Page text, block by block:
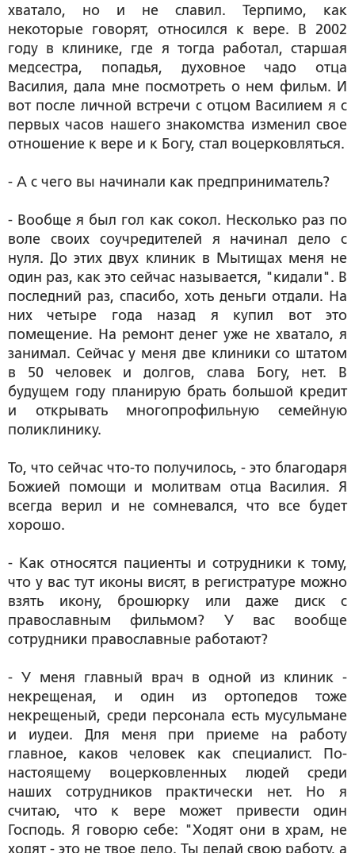
хватало, но и не славил. Терпимо, как
некоторые говорят, относился к вере. В 2002
году в клинике, где я тогда работал, старшая
медсестра, попадья, духовное чадо отца
Василия, дала мне посмотреть о нем фильм. И
вот после личной встречи с отцом Василием я с
первых часов нашего знакомства изменил свое
отношение к вере и к Богу, стал воцерковляться.
- А с чего вы начинали как предприниматель?
- Вообще я был гол как сокол. Несколько раз по
воле своих соучредителей я начинал дело с
нуля. До этих двух клиник в Мытищах меня не
один раз, как это сейчас называется, "кидали". В
последний раз, спасибо, хоть деньги отдали. На
них четыре года назад я купил вот это
помещение. На ремонт денег уже не хватало, я
занимал. Сейчас у меня две клиники со штатом
в 50 человек и долгов, слава Богу, нет. В
будущем году планирую брать большой кредит
и открывать многопрофильную семейную
поликлинику.
То, что сейчас что-то получилось, - это благодаря
Божией помощи и молитвам отца Василия. Я
всегда верил и не сомневался, что все будет
хорошо.
- Как относятся пациенты и сотрудники к тому,
что у вас тут иконы висят, в регистратуре можно
взять икону, брошюрку или даже диск с
православным фильмом? У вас вообще
сотрудники православные работают?
- У меня главный врач в одной из клиник -
некрещеная, и один из ортопедов тоже
некрещеный, среди персонала есть мусульмане
и иудеи. Для меня при приеме на работу
главное, каков человек как специалист. По-
настоящему воцерковленных людей среди
наших сотрудников практически нет. Но я
считаю, что к вере может привести один
Господь. Я говорю себе: "Ходят они в храм, не
ходят - это не твое дело. Ты делай свою работу, а